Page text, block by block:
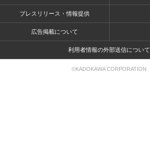
プレスリリース・情報提供
広告掲載について
利用者情報の外部送信について
©KADOKAWA CORPORATION